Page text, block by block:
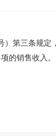
）第三条规定
的销售收入。